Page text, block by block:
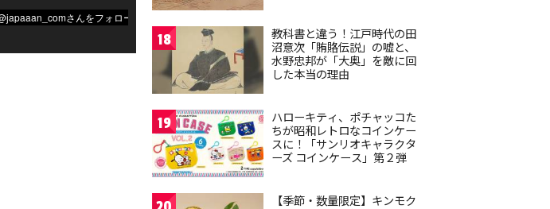
18
教科書と違う！江戸時代の田
沼意次「賄賂伝説」の嘘と、
水野忠邦が「大奥」を敵に回
した本当の理由
19
ハローキティ、ポチャッコた
ちが昭和レトロなコインケー
スに！「サンリオキャラクタ
ーズ コインケース」第２弾
【季節・数量限定】キンモク